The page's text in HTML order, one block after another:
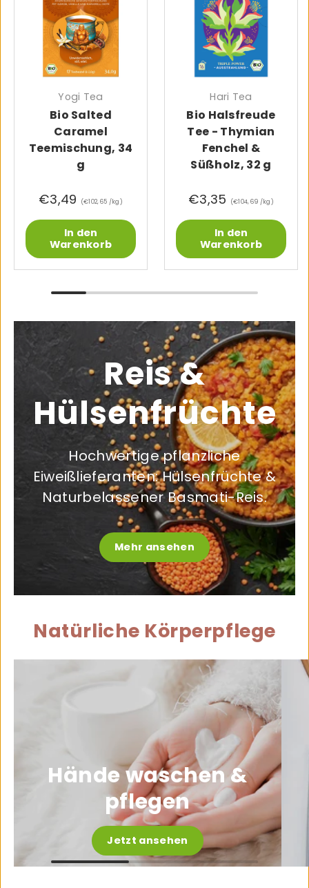
Yogi Tea
Bio Salted
Caramel
Teemischung, 34
g
€3,49 Grundpreis
€102,65 /kg
In den
Warenkorb
Hari Tea
Bio Halsfreude
Tee - Thymian
Fenchel &
Süßholz, 32 g
€3,35 Grundpreis
€104,69 /kg
In den
Warenkorb
Reis &
Hülsenfrüchte
Hochwertige pflanzliche
Eiweißlieferanten: Hülsenfrüchte &
Naturbelassener Basmati-Reis.
Mehr ansehen
Natürliche Körperpflege
Hände waschen &
pflegen
Jetzt ansehen